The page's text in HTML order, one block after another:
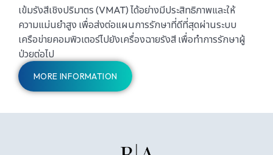
เข้มรังสีเชิงปริมาตร (VMAT) ได้อย่างมีประสิทธิภาพและให้
ความแม่นยำสูง เพื่อส่งต่อแผนการรักษาที่ดีที่สุดผ่านระบบ
เครือข่ายคอมพิวเตอร์ไปยังเครื่องฉายรังสี เพื่อทำการรักษาผู้
ป่วยต่อไป
MORE INFORMATION